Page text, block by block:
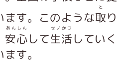
ます。このような取
と
り
安心
あんしん
して生活
せいかつ
してい
す。